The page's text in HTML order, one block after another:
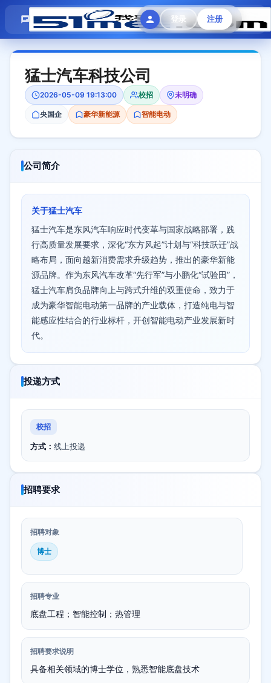
登录 注册
模拟面试 题目大全 招聘中心 会员专区
猛士汽车科技公司
2026-05-09 19:13:00 校招 未明确
央国企 豪华新能源 智能电动
公司简介
关于猛士汽车
猛士汽车是东风汽车响应时代变革与国家战略部署，践
行高质量发展要求，深化“东方风起”计划与“科技跃迁”战
略布局，面向越新消费需求升级趋势，推出的豪华新能
源品牌。作为东风汽车改革“先行军”与小鹏化“试验田”，
猛士汽车肩负品牌向上与跨式升维的双重使命，致力于
成为豪华智能电动第一品牌的产业载体，打造纯电与智
能感应性结合的行业标杆，开创智能电动产业发展新时
代。
投递方式
校招
方式： 线上投递
招聘要求
招聘对象
博士
招聘专业
底盘工程；智能控制；热管理
招聘要求说明
具备相关领域的博士学位，熟悉智能底盘技术